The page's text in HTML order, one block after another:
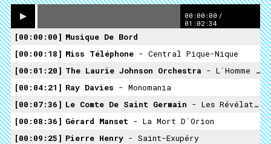
00:00:00 /
01:02:34
00:00:00
Musique De Bord
00:00:18
Miss Téléphone - Central Pique-Nique
00:01:20
The Laurie Johnson Orchestra - L´Homme Au Chapeau Melon
00:04:21
Ray Davies - Monomania
00:07:36
Le Comte De Saint Germain - Les Révélations
00:08:36
Gérard Manset - La Mort D´Orion
00:09:25
Pierre Henry - Saint-Exupéry